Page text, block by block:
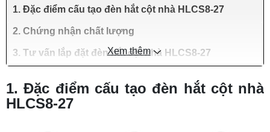
1. Đặc điểm cấu tạo đèn hắt cột nhà HLCS8-27
2. Chứng nhận chất lượng
3. Tư vấn lắp đặt đèn hắt cột nhà HLCS8-27
Xem thêm
1. Đặc điểm cấu tạo đèn hắt cột nhà
HLCS8-27